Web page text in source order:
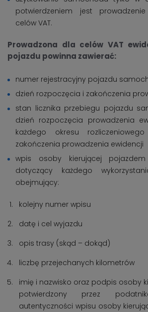
potwierdzeniem jest
celów VAT.
Prowadzona dla celów VAT
pojazdu powinna zawierać:
numer rejestracyjny pojazdu
dzień rozpoczęcia i zakończenia
stan licznika przebiegu pojazdu
dzień rozpoczęcia prowadzenia
każdego okresu
zakończenia prowadzenia ewidencji
wpis osoby kierującej
dotyczący każdego
obejmujący:
kolejny numer wpisu
datę i cel wyjazdu
opis trasy (skąd – dokąd)
liczbę przejechanych kilometrów
imię i nazwisko oraz podpis osoby
potwierdzony przez
autentyczności wpisu osoby